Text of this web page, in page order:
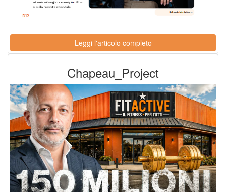
Leggi l'articolo completo
Chapeau_Project